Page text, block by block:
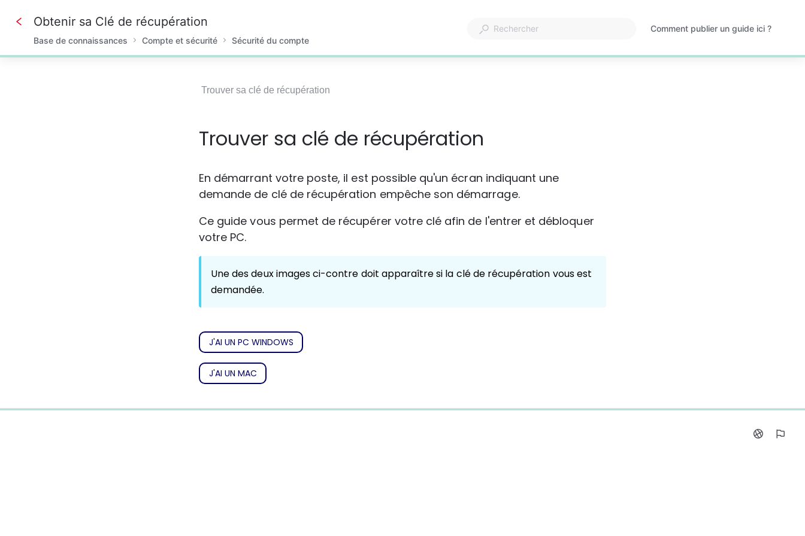
0%
Obtenir sa Clé de récupération
Base de connaissances Compte et sécurité Sécurité du compte
Comment publier un guide ici ?
S'ouvre
Trouver sa clé de récupération
Trouver sa clé de récupération
En démarrant votre poste, il est possible qu'un écran indiquant une
demande de clé de récupération empêche son démarrage.
Ce guide vous permet de récupérer votre clé afin de l'entrer et débloquer
votre PC.
Une des deux images ci-contre doit apparaître si la clé de récupération vous est
demandée.
J'AI UN PC WINDOWS
J'AI UN MAC
0%